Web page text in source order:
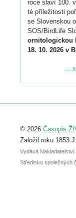
roce slaví 100.
té příležitosti
se Slovenskou
SOS/BirdLife
ornitologickou
18. 10. 2026 v
Podrobnější
Registrovat se
abstraktu
posteru je už
...
© 2026 Časopis
Založil roku 1853
Vydává Nakladatelství
Středisko společných